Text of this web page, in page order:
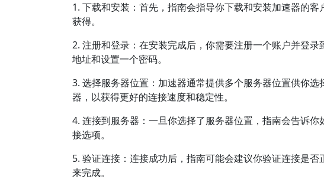
1. 下载和安装：首先，指南会指导你下载和安装加速器的
获得。
2. 注册和登录：在安装完成后，你需要注册一个账户并登
地址和设置一个密码。
3. 选择服务器位置：加速器通常提供多个服务器位置供你
器，以获得更好的连接速度和稳定性。
4. 连接到服务器：一旦你选择了服务器位置，指南会告诉
接选项。
5. 验证连接：连接成功后，指南可能会建议你验证连接是
来完成。